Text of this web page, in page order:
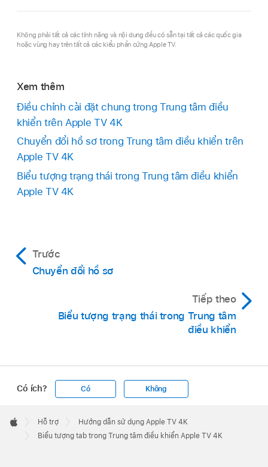
Không phải tất cả các tính năng và nội dung đều có sẵn tại tất cả các quốc gia
hoặc vùng hay trên tất cả các kiểu phần cứng Apple TV.
Xem thêm
Điều chỉnh cài đặt chung trong Trung tâm điều
khiển trênApple TV 4K
Chuyển đổi hồ sơ trong Trung tâm điều khiển trên
Apple TV 4K
Biểu tượng trạng thái trong Trung tâm điều khiển
Apple TV 4K
Trước
Chuyển đổi hồ sơ
Tiếp theo
Biểu tượng trạng thái trong Trung tâm
điều khiển
Có ích? Có Không
Footer

Apple
Hỗ trợ
Hướng dẫn sử dụng Apple TV 4K
Biểu tượng tab trong Trung tâm điều khiển Apple TV 4K